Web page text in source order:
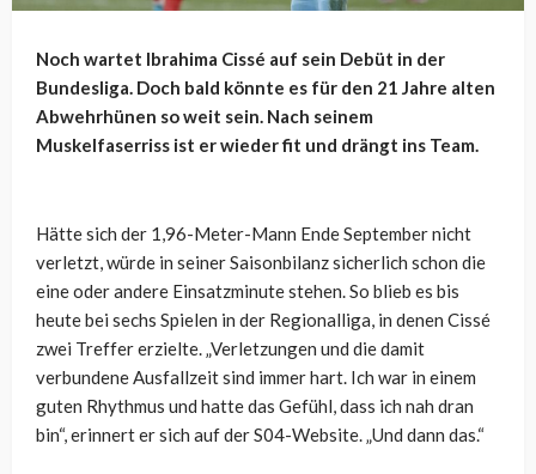
Noch wartet Ibrahima Cissé auf sein Debüt in der
Bundesliga. Doch bald könnte es für den 21 Jahre alten
Abwehrhünen so weit sein. Nach seinem
Muskelfaserriss ist er wieder fit und drängt ins Team.
Hätte sich der 1,96-Meter-Mann Ende September nicht
verletzt, würde in seiner Saisonbilanz sicherlich schon die
eine oder andere Einsatzminute stehen. So blieb es bis
heute bei sechs Spielen in der Regionalliga, in denen Cissé
zwei Treffer erzielte. „Verletzungen und die damit
verbundene Ausfallzeit sind immer hart. Ich war in einem
guten Rhythmus und hatte das Gefühl, dass ich nah dran
bin“, erinnert er sich auf der S04-Website. „Und dann das.“